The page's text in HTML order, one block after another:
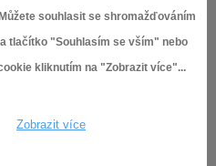
souhlasit se shromažďováním
tlačítko "Souhlasím se vším" nebo
kliknutím na "Zobrazit více"...
Zobrazit více